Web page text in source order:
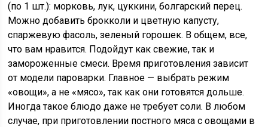
(по 1 шт.): морковь, лук, цуккини, болгарский перец.
Можно добавить брокколи и цветную капусту,
спаржевую фасоль, зеленый горошек. В общем, все,
что вам нравится. Подойдут как свежие, так и
замороженные смеси. Время приготовления зависит
от модели пароварки. Главное — выбрать режим
«овощи», а не «мясо», так как они готовятся дольше.
Иногда такое блюдо даже не требует соли. В любом
случае, при приготовлении постного мяса с овощами в